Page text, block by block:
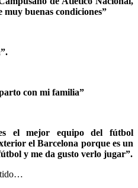
buenas condiciones”
con mi familia”
el mejor equipo del fútbol
el Barcelona porque es un
y me da gusto verlo jugar”.